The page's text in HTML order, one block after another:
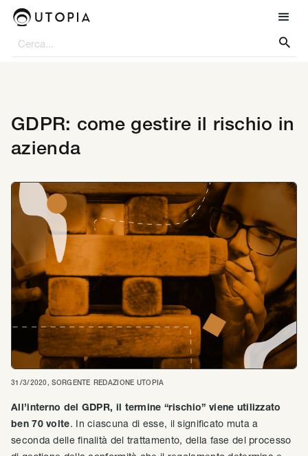

GDPR: come gestire il rischio in
azienda
31/3/2020 , SORGENTE REDAZIONE UTOPIA
All’interno del GDPR, il termine “rischio” viene utilizzato
ben 70 volte. In ciascuna di esse, il significato muta a
seconda delle finalità del trattamento, della fase del processo